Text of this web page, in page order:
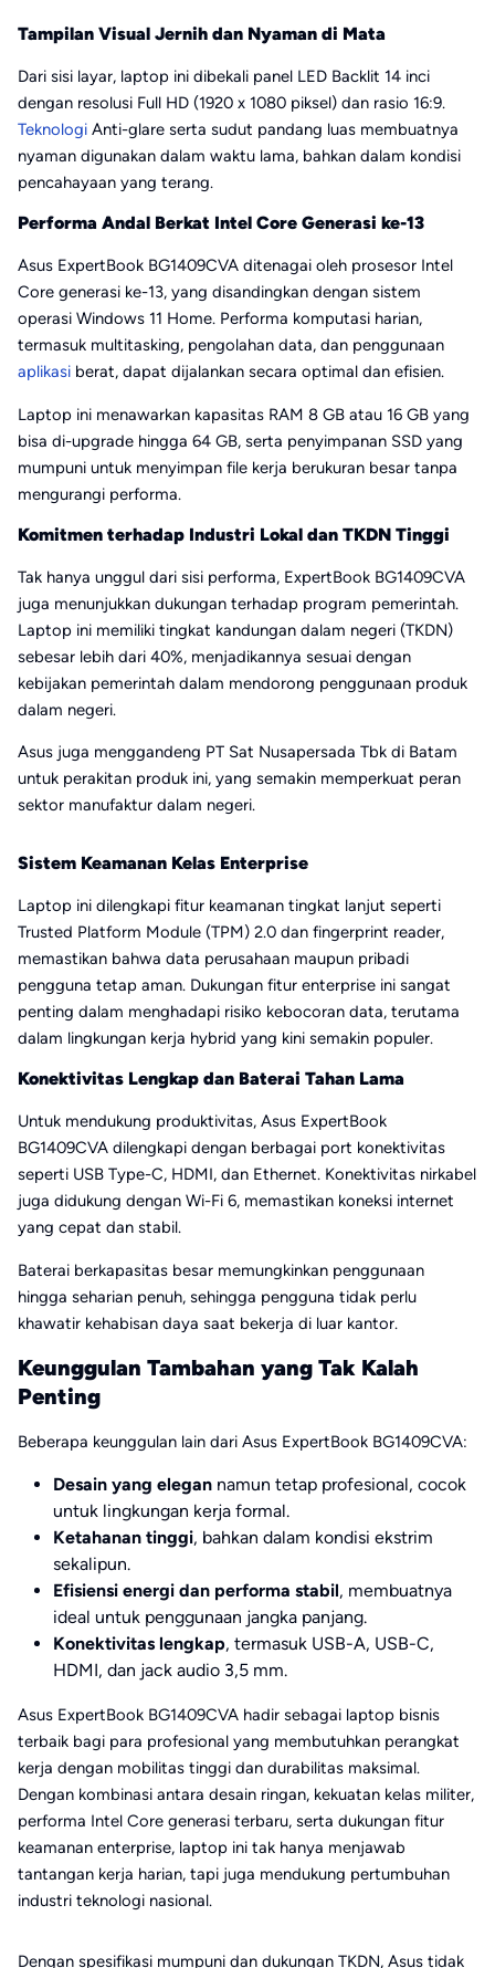
Tampilan Visual Jernih dan Nyaman di Mata
Dari sisi layar, laptop ini dibekali panel LED Backlit 14 inci
dengan resolusi Full HD (1920 x 1080 piksel) dan rasio 16:9.
Teknologi Anti-glare serta sudut pandang luas membuatnya
nyaman digunakan dalam waktu lama, bahkan dalam kondisi
pencahayaan yang terang.
Performa Andal Berkat Intel Core Generasi ke-13
Asus ExpertBook BG1409CVA ditenagai oleh prosesor Intel
Core generasi ke-13, yang disandingkan dengan sistem
operasi Windows 11 Home. Performa komputasi harian,
termasuk multitasking, pengolahan data, dan penggunaan
aplikasi berat, dapat dijalankan secara optimal dan efisien.
Laptop ini menawarkan kapasitas RAM 8 GB atau 16 GB yang
bisa di-upgrade hingga 64 GB, serta penyimpanan SSD yang
mumpuni untuk menyimpan file kerja berukuran besar tanpa
mengurangi performa.
Komitmen terhadap Industri Lokal dan TKDN Tinggi
Tak hanya unggul dari sisi performa, ExpertBook BG1409CVA
juga menunjukkan dukungan terhadap program pemerintah.
Laptop ini memiliki tingkat kandungan dalam negeri (TKDN)
sebesar lebih dari 40%, menjadikannya sesuai dengan
kebijakan pemerintah dalam mendorong penggunaan produk
dalam negeri.
Asus juga menggandeng PT Sat Nusapersada Tbk di Batam
untuk perakitan produk ini, yang semakin memperkuat peran
sektor manufaktur dalam negeri.
Sistem Keamanan Kelas Enterprise
Laptop ini dilengkapi fitur keamanan tingkat lanjut seperti
Trusted Platform Module (TPM) 2.0 dan fingerprint reader,
memastikan bahwa data perusahaan maupun pribadi
pengguna tetap aman. Dukungan fitur enterprise ini sangat
penting dalam menghadapi risiko kebocoran data, terutama
dalam lingkungan kerja hybrid yang kini semakin populer.
Konektivitas Lengkap dan Baterai Tahan Lama
Untuk mendukung produktivitas, Asus ExpertBook
BG1409CVA dilengkapi dengan berbagai port konektivitas
seperti USB Type-C, HDMI, dan Ethernet. Konektivitas nirkabel
juga didukung dengan Wi-Fi 6, memastikan koneksi internet
yang cepat dan stabil.
Baterai berkapasitas besar memungkinkan penggunaan
hingga seharian penuh, sehingga pengguna tidak perlu
khawatir kehabisan daya saat bekerja di luar kantor.
Keunggulan Tambahan yang Tak Kalah
Penting
Beberapa keunggulan lain dari Asus ExpertBook BG1409CVA:
Desain yang elegan namun tetap profesional, cocok
untuk lingkungan kerja formal.
Ketahanan tinggi, bahkan dalam kondisi ekstrim
sekalipun.
Efisiensi energi dan performa stabil, membuatnya
ideal untuk penggunaan jangka panjang.
Konektivitas lengkap, termasuk USB-A, USB-C,
HDMI, dan jack audio 3,5 mm.
Asus ExpertBook BG1409CVA hadir sebagai laptop bisnis
terbaik bagi para profesional yang membutuhkan perangkat
kerja dengan mobilitas tinggi dan durabilitas maksimal.
Dengan kombinasi antara desain ringan, kekuatan kelas militer,
performa Intel Core generasi terbaru, serta dukungan fitur
keamanan enterprise, laptop ini tak hanya menjawab
tantangan kerja harian, tapi juga mendukung pertumbuhan
industri teknologi nasional.
Dengan spesifikasi mumpuni dan dukungan TKDN, Asus tidak